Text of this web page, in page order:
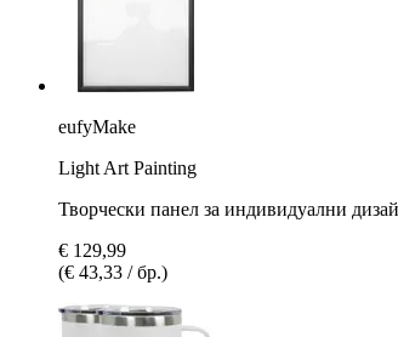
eufyMake
Light Art Painting
Творчески панел за индивидуални
€ 129,99
(€ 43,33 / бр.)